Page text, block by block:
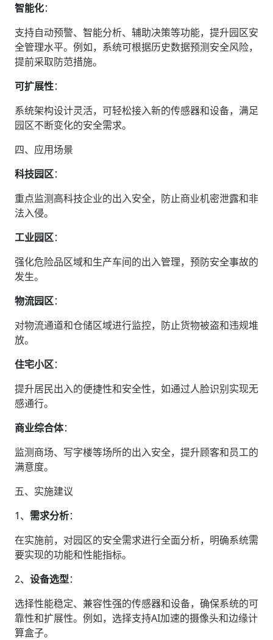
智能化‌：
支持自动预警、智能分析、辅助决策等功能，提升园区安
全管理水平。例如，系统可根据历史数据预测安全风险，
提前采取防范措施。
可扩展性‌：
系统架构设计灵活，可轻松接入新的传感器和设备，满足
园区不断变化的安全需求。
四、应用场景
科技园区‌：
重点监测高科技企业的出入安全，防止商业机密泄露和非
法入侵。
工业园区‌：
强化危险品区域和生产车间的出入管理，预防安全事故的
发生。
物流园区‌：
对物流通道和仓储区域进行监控，防止货物被盗和违规堆
放。
住宅小区‌：
提升居民出入的便捷性和安全性，如通过人脸识别实现无
感通行。
商业综合体‌：
监测商场、写字楼等场所的出入安全，提升顾客和员工的
满意度。
五、实施建议
1、‌ 需求分析‌：
在实施前，对园区的安全需求进行全面分析，明确系统需
要实现的功能和性能指标。
2、‌ 设备选型‌：
选择性能稳定、兼容性强的传感器和设备，确保系统的可
靠性和扩展性。例如，选择支持AI加速的摄像头和边缘计
算盒子。